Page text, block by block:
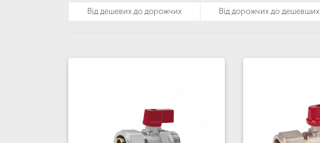
Від дешевих до дорожчих Від дорожчих до дешевших